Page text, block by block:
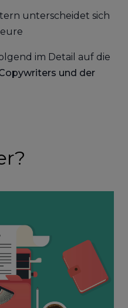
unterscheidet sich
im Detail auf die
und der